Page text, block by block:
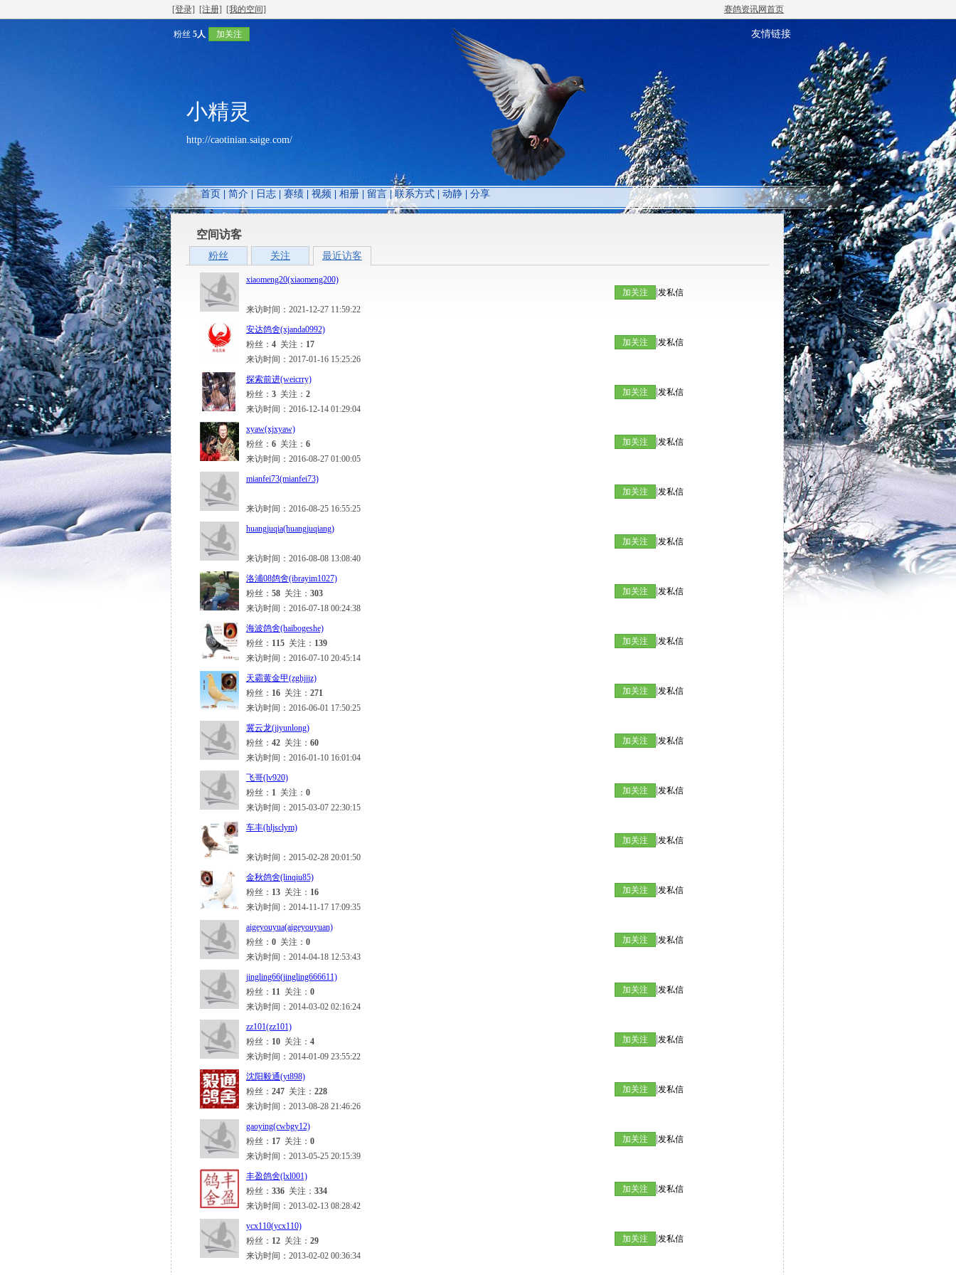
[登录] [注册] [我的空间] 赛鸽资讯网首页
粉丝 5人 加关注 友情链接
小精灵
http://caotinian.saige.com/
首页 简介 日志 赛绩 视频 相册 留言 |联系方式 动静 分享
空间访客
粉丝 关注 最近访客
xiaomeng20(xiaomeng200)
来访时间：2021-12-27 11:59:22
加关注 发私信
安达鸽舍(xjanda0992)
粉丝： 4 关注： 17
来访时间：2017-01-16 15:25:26
加关注 发私信
探索前进(weicrry)
粉丝： 3 关注： 2
来访时间：2016-12-14 01:29:04
加关注 发私信
xyaw(xjxyaw)
粉丝： 6 关注： 6
来访时间：2016-08-27 01:00:05
加关注 发私信
mianfei73(mianfei73)
来访时间：2016-08-25 16:55:25
加关注 发私信
huangjuqia(huangjuqiang)
来访时间：2016-08-08 13:08:40
加关注 发私信
洛浦08鸽舍(ibrayim1027)
粉丝： 58 关注： 303
来访时间：2016-07-18 00:24:38
加关注 发私信
海波鸽舍(haibogeshe)
粉丝： 115 关注： 139
来访时间：2016-07-10 20:45:14
加关注 发私信
天霸黄金甲(zghjjjz)
粉丝： 16 关注： 271
来访时间：2016-06-01 17:50:25
加关注 发私信
冀云龙(jiyunlong)
粉丝： 42 关注： 60
来访时间：2016-01-10 16:01:04
加关注 发私信
飞哥(lv920)
粉丝： 1 关注： 0
来访时间：2015-03-07 22:30:15
加关注 发私信
车丰(hljsclym)
来访时间：2015-02-28 20:01:50
加关注 发私信
金秋鸽舍(linqiu85)
粉丝： 13 关注： 16
来访时间：2014-11-17 17:09:35
加关注 发私信
aigeyouyua(aigeyouyuan)
粉丝： 0 关注： 0
来访时间：2014-04-18 12:53:43
加关注 发私信
jingling66(jingling666611)
粉丝： 11 关注： 0
来访时间：2014-03-02 02:16:24
加关注 发私信
zz101(zz101)
粉丝： 10 关注： 4
来访时间：2014-01-09 23:55:22
加关注 发私信
沈阳毅通(yt898)
粉丝： 247 关注： 228
来访时间：2013-08-28 21:46:26
加关注 发私信
gaoying(cwbgy12)
粉丝： 17 关注： 0
来访时间：2013-05-25 20:15:39
加关注 发私信
丰盈鸽舍(lxl001)
粉丝： 336 关注： 334
来访时间：2013-02-13 08:28:42
加关注 发私信
ycx110(ycx110)
粉丝： 12 关注： 29
来访时间：2013-02-02 00:36:34
加关注 发私信